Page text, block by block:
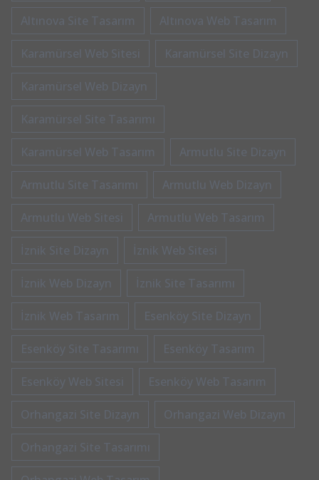
Altınova Site Tasarım Altınova Web Tasarım
Karamürsel Web Sitesi Karamürsel Site Dizayn
Karamürsel Web Dizayn
Karamürsel Site Tasarımı
Karamürsel Web Tasarım Armutlu Site Dizayn
Armutlu Site Tasarımı Armutlu Web Dizayn
Armutlu Web Sitesi Armutlu Web Tasarım
İznik Site Dizayn İznik Web Sitesi
İznik Web Dizayn İznik Site Tasarımı
İznik Web Tasarım Esenköy Site Dizayn
Esenköy Site Tasarımı Esenköy Tasarım
Esenköy Web Sitesi Esenköy Web Tasarım
Orhangazi Site Dizayn Orhangazi Web Dizayn
Orhangazi Site Tasarımı